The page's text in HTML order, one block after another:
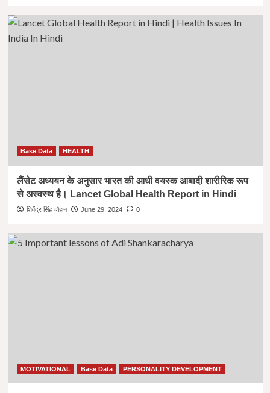
Base Data HEALTH
लैंसेट अध्ययन के अनुसार भारत की आधी वयस्क आबादी शारीरिक रूप
से अस्वस्थ है। Lancet Global Health Report in Hindi
शिवेंद्र सिंह चौहान June 29, 2024 0
MOTIVATIONAL Base Data PERSONALITY DEVELOPMENT